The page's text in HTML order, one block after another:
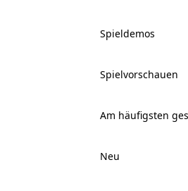
Spieldemos
Spielvorschauen
Am häufigsten
Neu